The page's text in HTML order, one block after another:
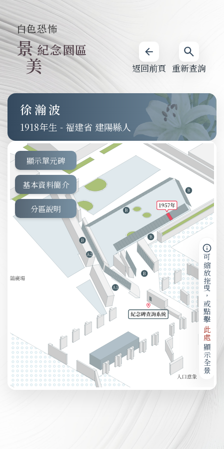
重新查詢
返回前頁
白色恐怖
景
美
紀念園區
徐瀚波
1918 - 福建省 建陽縣人
顯示單元碑
基本資料簡介
分區說明
可縮放拖曳，或點擊
此處
顯示全景